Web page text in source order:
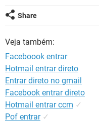
GUIA DE COMPRAS
Share
Veja também:
Faceboook entrar
Hotmail entrar direto
Entrar direto no gmail
Facebook entrar direto
Hotmail entrar ccm ✓
Pof entrar ✓